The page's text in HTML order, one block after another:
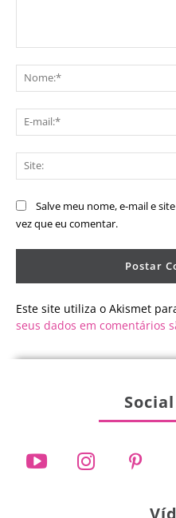
Salve meu nome, e-mail e
vez que eu comentar.
Este site utiliza o Akismet
seus dados em comentários